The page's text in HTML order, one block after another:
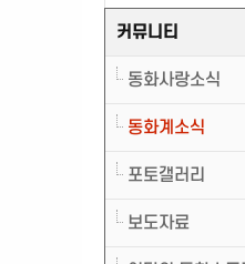
커뮤니티
동화사랑소식
동화계소식
포토갤러리
보도자료